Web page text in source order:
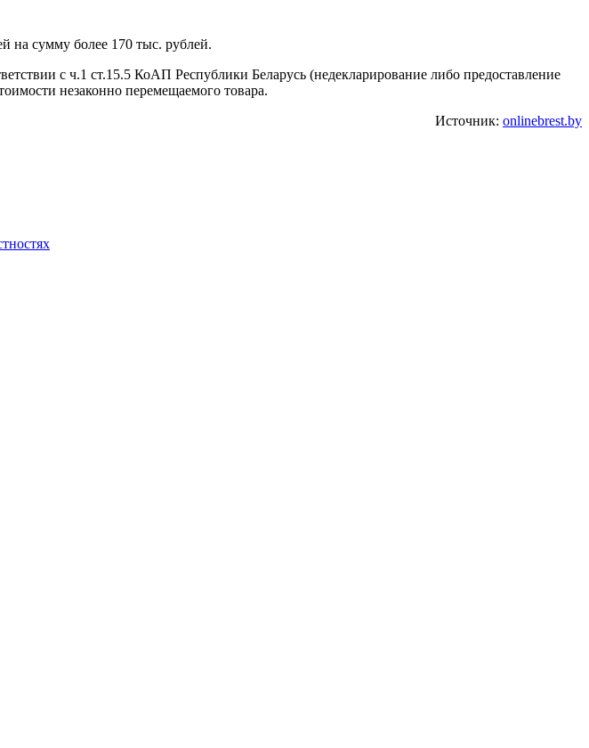
на сумму более 170 тыс. рублей.
с ч.1 ст.15.5 КоАП Республики Беларусь (недекларирование либо предоставление
незаконно перемещаемого товара.
Источник: onlinebrest.by